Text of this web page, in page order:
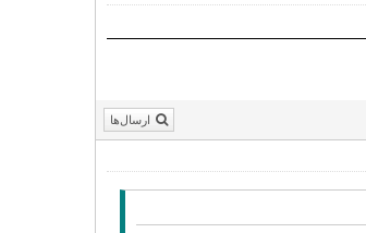
ارسال‌ها